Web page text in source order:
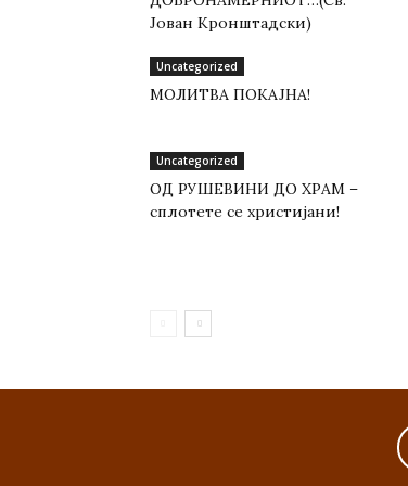
Јован Кронштадски)
Uncategorized
МОЛИТВА ПОКАЈНА!
Uncategorized
ОД РУШЕВИНИ ДО ХРАМ –
сплотете се христијани!